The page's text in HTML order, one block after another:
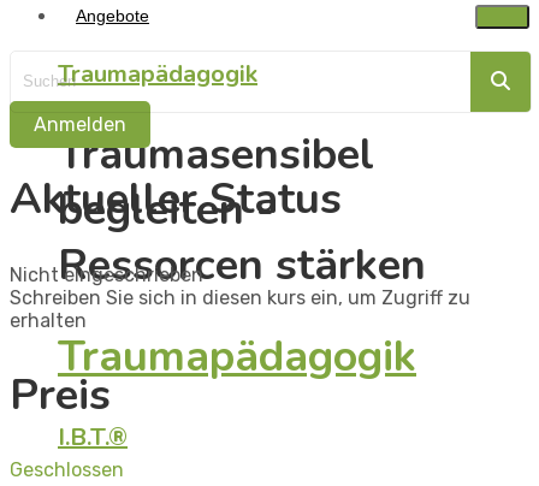
Angebote
Traumapädagogik
Traumasensibel
begleiten -
Ressorcen stärken
Traumapädagogik
I.B.T.®
Anmelden
Aktueller Status
Nicht eingeschrieben
Schreiben Sie sich in diesen kurs ein, um Zugriff zu
erhalten
Preis
Geschlossen